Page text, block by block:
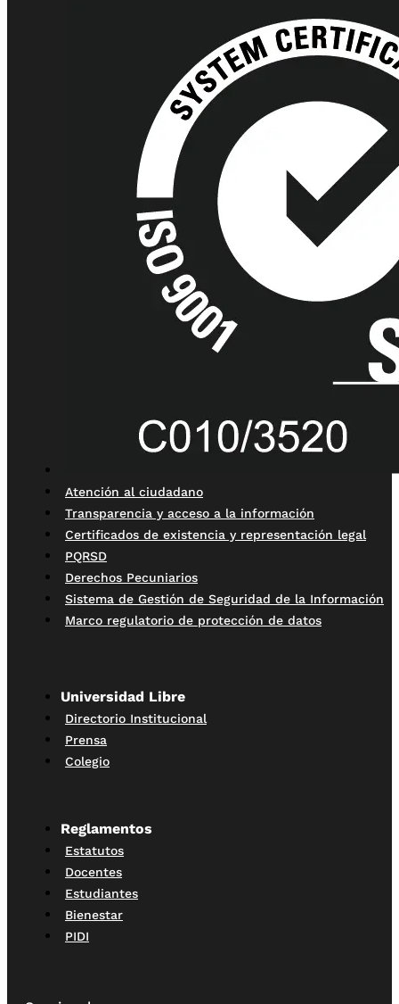
Atención al ciudadano
Transparencia y acceso a la información
Certificados de existencia y representación legal
PQRSD
Derechos Pecuniarios
Sistema de Gestión de Seguridad de la Información
Marco regulatorio de protección de datos
Universidad Libre
Directorio Institucional
Prensa
Colegio
Reglamentos
Estatutos
Docentes
Estudiantes
Bienestar
PIDI